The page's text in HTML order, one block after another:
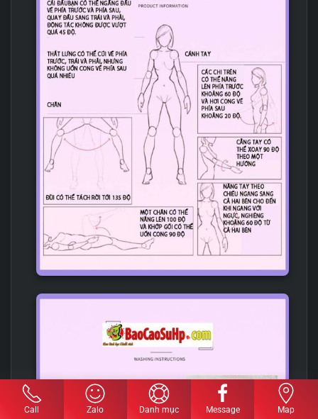
Call Zalo Danh mục Message Map